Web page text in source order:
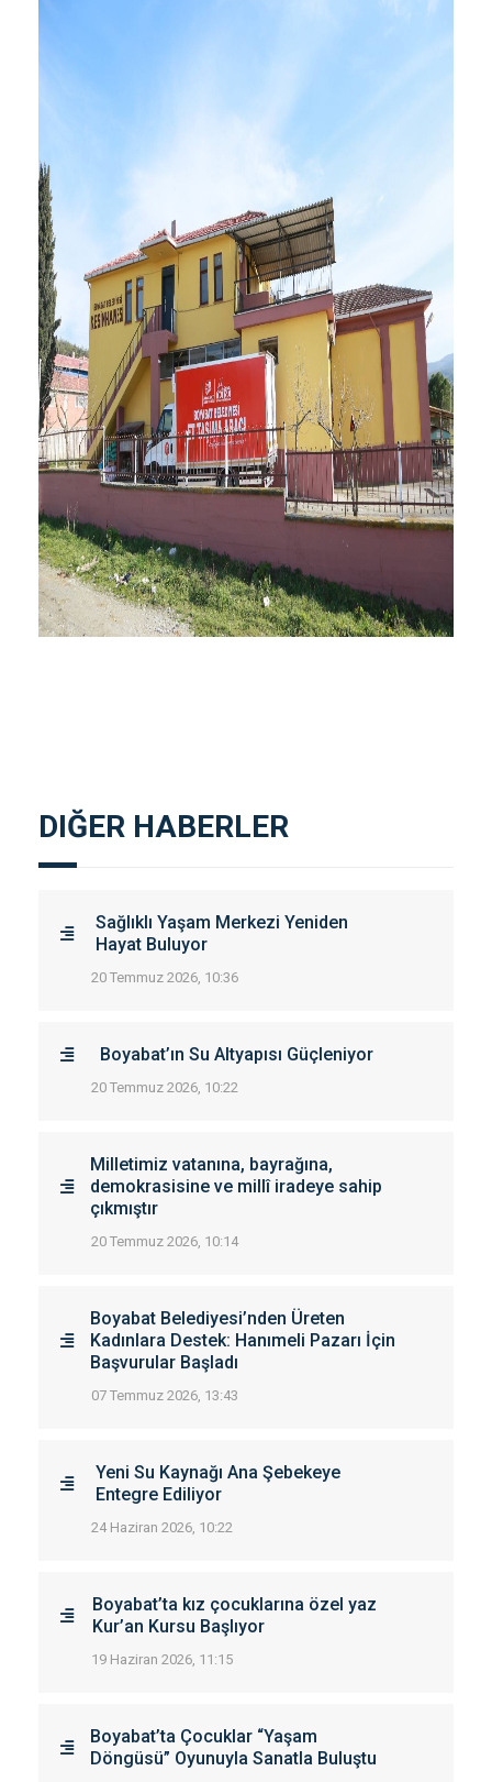
DIĞER HABERLER
Sağlıklı Yaşam Merkezi Yeniden
Hayat Buluyor
20 Temmuz 2026, 10:36
Boyabat’ın Su Altyapısı Güçleniyor
20 Temmuz 2026, 10:22
Milletimiz vatanına, bayrağına,
demokrasisine ve millî iradeye sahip
çıkmıştır
20 Temmuz 2026, 10:14
Boyabat Belediyesi’nden Üreten
Kadınlara Destek: Hanımeli Pazarı İçin
Başvurular Başladı
07 Temmuz 2026, 13:43
Yeni Su Kaynağı Ana Şebekeye
Entegre Ediliyor
24 Haziran 2026, 10:22
Boyabat’ta kız çocuklarına özel yaz
Kur’an Kursu Başlıyor
19 Haziran 2026, 11:15
Boyabat’ta Çocuklar “Yaşam
Döngüsü” Oyunuyla Sanatla Buluştu